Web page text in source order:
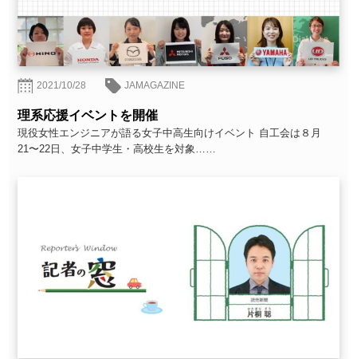
2021/10/28 JAMAGAZINE
理系応援イベントを開催
現役女性エンジニアが語る女子中高生向けイベント 自工会は８月
21〜22日、女子中学生・高校生を対象……